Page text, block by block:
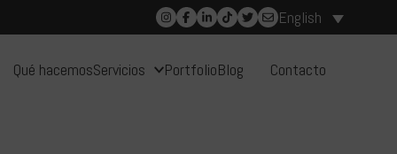
English
Qué hacemosServicios PortfolioBlog Contacto